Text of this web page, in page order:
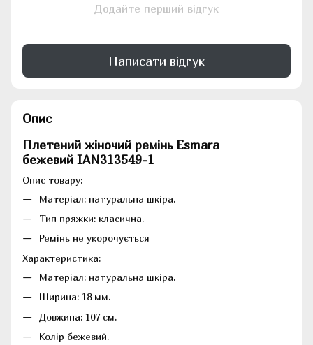
Додайте перший відгук
Написати відгук
Опис
Плетений жіночий ремінь Esmara
бежевий IAN313549-1
Опис товару:
Матеріал: натуральна шкіра.
Тип пряжки: класична.
Ремінь не укорочується
Характеристика:
Матеріал: натуральна шкіра.
Ширина: 18 мм.
Довжина: 107 см.
Колір бежевий.